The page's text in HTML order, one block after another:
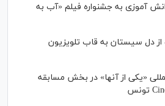
آموزی به جشنواره فیلم «آب به
از دل سیستان به قاب تلویزیون
«یکی از آنها» در بخش مسابقه